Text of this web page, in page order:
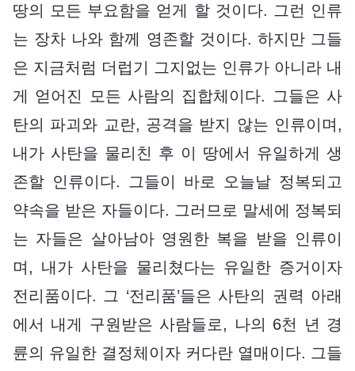
땅의 모든 부요함을 얻게 할 것이다. 그런 인류
는 장차 나와 함께 영존할 것이다. 하지만 그들
은 지금처럼 더럽기 그지없는 인류가 아니라 내
게 얻어진 모든 사람의 집합체이다. 그들은 사
탄의 파괴와 교란, 공격을 받지 않는 인류이며,
내가 사탄을 물리친 후 이 땅에서 유일하게 생
존할 인류이다. 그들이 바로 오늘날 정복되고
약속을 받은 자들이다. 그러므로 말세에 정복되
는 자들은 살아남아 영원한 복을 받을 인류이
며, 내가 사탄을 물리쳤다는 유일한 증거이자
전리품이다. 그 ‘전리품’들은 사탄의 권력 아래
에서 내게 구원받은 사람들로, 나의 6천 년 경
륜의 유일한 결정체이자 커다란 열매이다. 그들